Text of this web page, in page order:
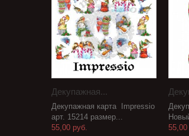
Декупажная...
Декупажная карта Impressio
арт. 15214 размер...
55,00 руб.
55,00